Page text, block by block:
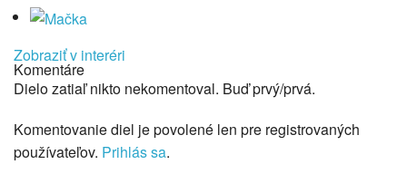
Zobraziť v interéri
Komentáre
Dielo zatiaľ nikto nekomentoval. Buď prvý/prvá.
Komentovanie diel je povolené len pre registrovaných
používateľov. Prihlás sa.